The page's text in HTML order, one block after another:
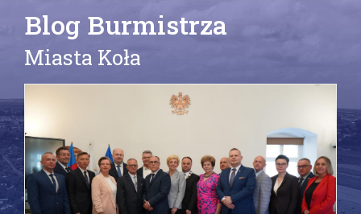
Blog Burmistrza
Miasta Koła